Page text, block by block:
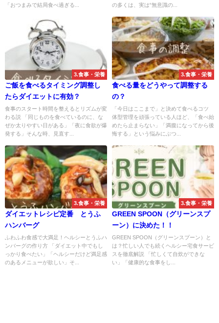
「おつまみで結局食べ過ぎる...
の多くは、実は“無意識の...
3.食事・栄養
ご飯を食べるタイミング調整し
たらダイエットに有効？
食事のスタート時間を整えるとリズムが変
わる説 「同じものを食べているのに、な
ぜか太りやすい日がある」「夜に食欲が爆
発する」そんな時、見直す...
3.食事・栄養
食べる量をどうやって調整する
の？
「今日はここまで」と決めて食べるコツ
体型管理を頑張っている人ほど、「食べ始
めたら止まらない」「満腹になってから後
悔する」という悩みにぶつ...
3.食事・栄養
ダイエットレシピ定番 とうふ
ハンバーグ
ふわふわ食感で大満足！ヘルシーとうふハ
ンバーグの作り方 「ダイエット中でもし
っかり食べたい」「ヘルシーだけど満足感
のあるメニューが欲しい」そ...
3.食事・栄養
GREEN SPOON（グリーンスプ
ーン）に決めた！！
GREEN SPOON（グリーンスプーン）と
は？忙しい人でも続くヘルシー宅食サービ
スを徹底解説 「忙しくて自炊ができな
い」「健康的な食事をし...